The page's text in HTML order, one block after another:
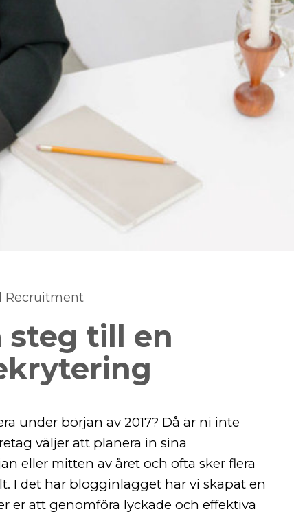
Recruitment
steg till en
under början av 2017? Då är ni inte
väljer att planera in sina
eller mitten av året och ofta sker flera
I det här blogginlägget har vi skapat en
er att genomföra lyckade och effektiva